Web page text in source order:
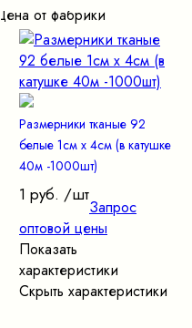
Цена от фабрики
Размерники тканые 92
белые 1см х 4см (в катушке
40м -1000шт)
1 руб. /шт
Запрос
оптовой цены
Показать
характеристики
Скрыть характеристики